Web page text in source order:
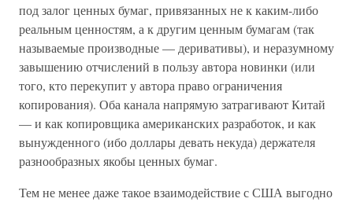
под залог ценных бумаг, привязанных не к каким-либо
реальным ценностям, а к другим ценным бумагам (так
называемые производные — деривативы), и неразумному
завышению отчислений в пользу автора новинки (или
того, кто перекупит у автора право ограничения
копирования). Оба канала напрямую затрагивают Китай
— и как копировщика американских разработок, и как
вынужденного (ибо доллары девать некуда) держателя
разнообразных якобы ценных бумаг.
Тем не менее даже такое взаимодействие с США выгодно